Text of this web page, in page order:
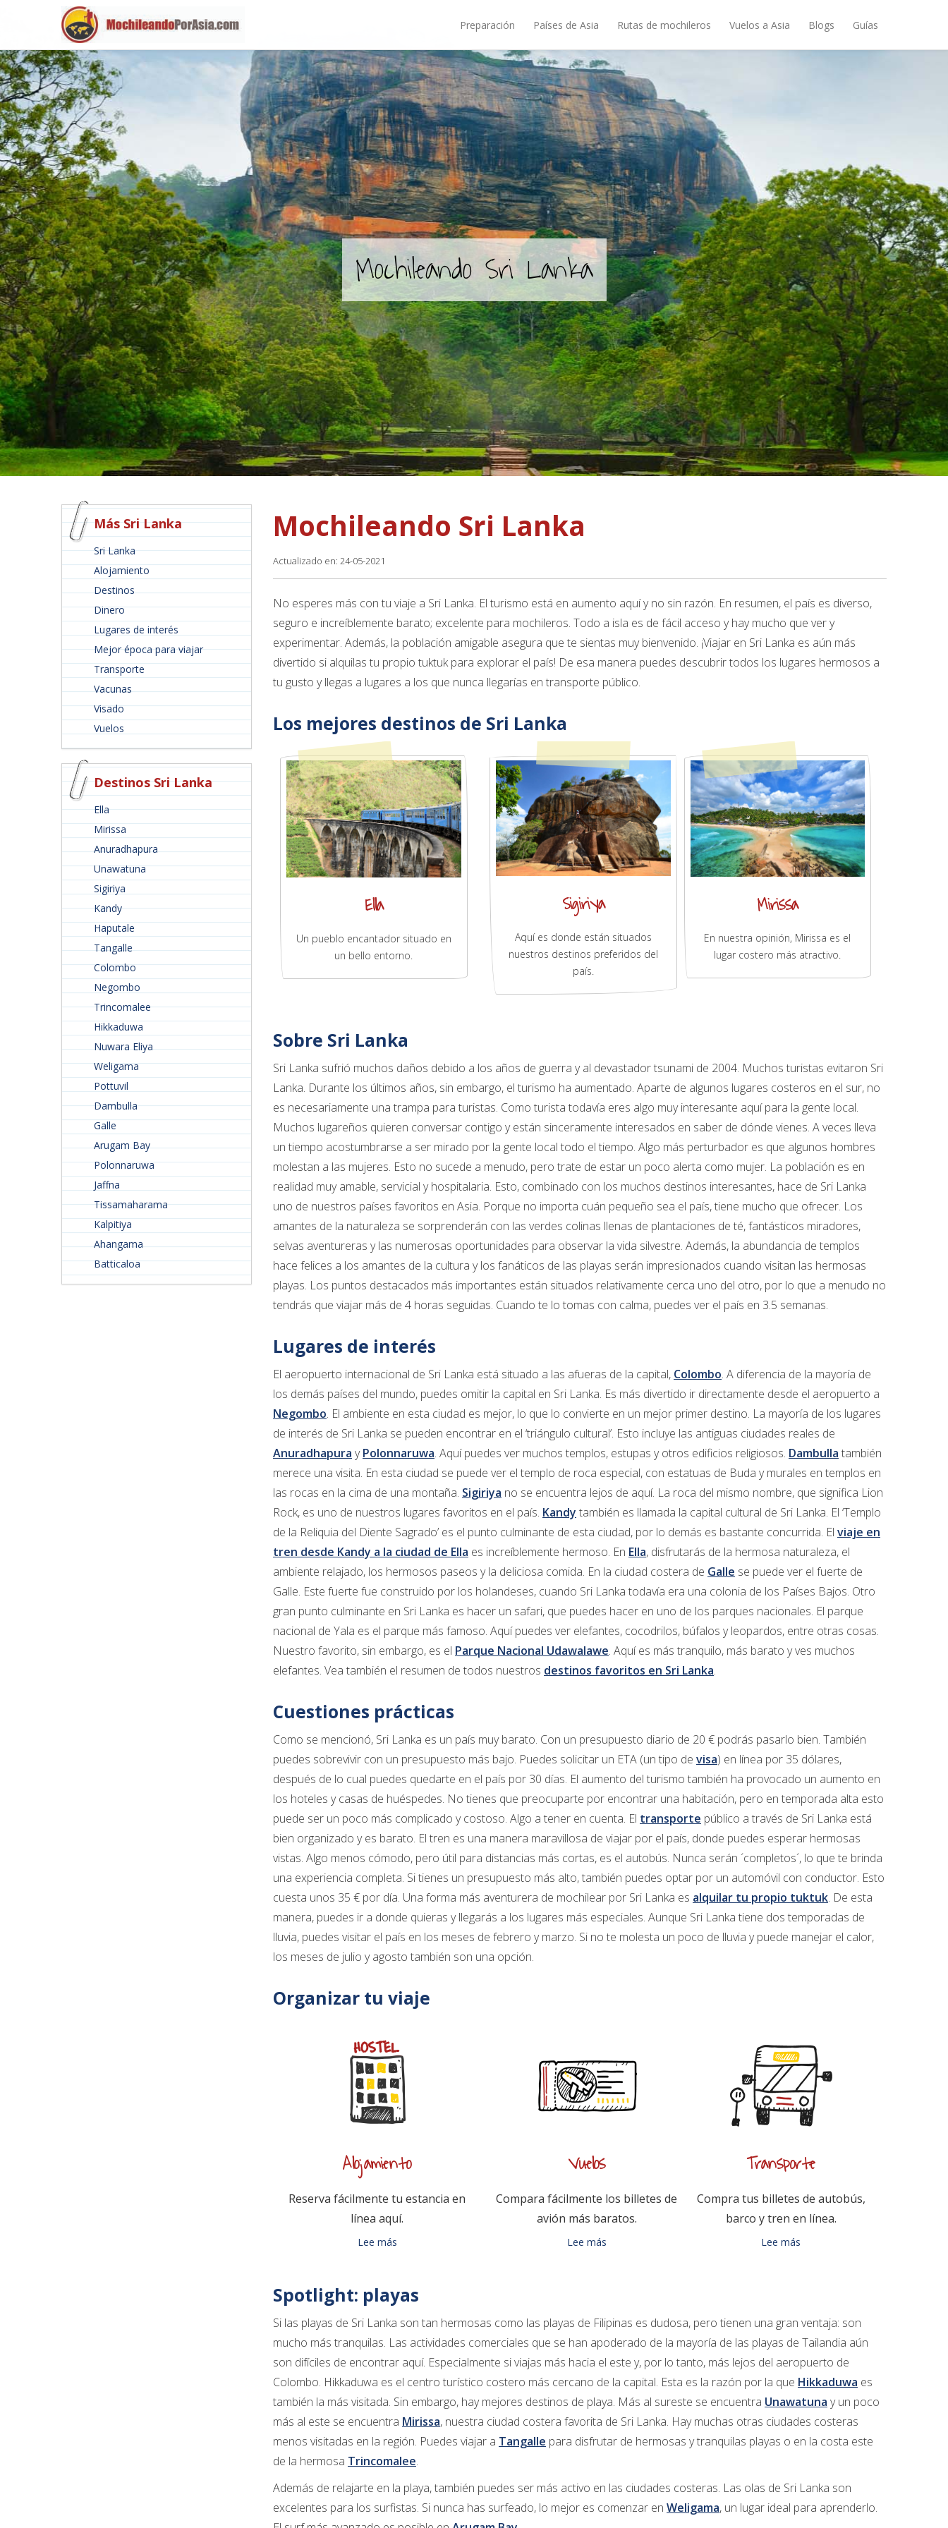
Preparación Países de Asia Rutas de mochileros Vuelos a Asia Blogs Guías
Mochileando Sri Lanka
Más Sri Lanka
Sri Lanka
Alojamiento
Destinos
Dinero
Lugares de interés
Mejor época para viajar
Transporte
Vacunas
Visado
Vuelos
Destinos Sri Lanka
Ella
Mirissa
Anuradhapura
Unawatuna
Sigiriya
Kandy
Haputale
Tangalle
Colombo
Negombo
Trincomalee
Hikkaduwa
Nuwara Eliya
Weligama
Pottuvil
Dambulla
Galle
Arugam Bay
Polonnaruwa
Jaffna
Tissamaharama
Kalpitiya
Ahangama
Batticaloa
Mochileando Sri Lanka
Actualizado en: 24-05-2021
No esperes más con tu viaje a Sri Lanka. El turismo está en aumento aquí y no sin razón. En resumen, el país es diverso,
seguro e increíblemente barato; excelente para mochileros. Todo a isla es de fácil acceso y hay mucho que ver y
experimentar. Además, la población amigable asegura que te sientas muy bienvenido. ¡Viajar en Sri Lanka es aún más
divertido si alquilas tu propio tuktuk para explorar el país! De esa manera puedes descubrir todos los lugares hermosos a
tu gusto y llegas a lugares a los que nunca llegarías en transporte público.
Los mejores destinos de Sri Lanka
Ella
Un pueblo encantador situado en
un bello entorno.
Sigiriya
Aquí es donde están situados
nuestros destinos preferidos del
país.
Mirissa
En nuestra opinión, Mirissa es el
lugar costero más atractivo.
Sobre Sri Lanka
Sri Lanka sufrió muchos daños debido a los años de guerra y al devastador tsunami de 2004. Muchos turistas evitaron Sri
Lanka. Durante los últimos años, sin embargo, el turismo ha aumentado. Aparte de algunos lugares costeros en el sur, no
es necesariamente una trampa para turistas. Como turista todavía eres algo muy interesante aquí para la gente local.
Muchos lugareños quieren conversar contigo y están sinceramente interesados ​​en saber de dónde vienes. A veces lleva
un tiempo acostumbrarse a ser mirado por la gente local todo el tiempo. Algo más perturbador es que algunos hombres
molestan a las mujeres. Esto no sucede a menudo, pero trate de estar un poco alerta como mujer. La población es en
realidad muy amable, servicial y hospitalaria. Esto, combinado con los muchos destinos interesantes, hace de Sri Lanka
uno de nuestros países favoritos en Asia. Porque no importa cuán pequeño sea el país, tiene mucho que ofrecer. Los
amantes de la naturaleza se sorprenderán con las verdes colinas llenas de plantaciones de té, fantásticos miradores,
selvas aventureras y las numerosas oportunidades para observar la vida silvestre. Además, la abundancia de templos
hace felices a los amantes de la cultura y los fanáticos de las playas serán impresionados cuando visitan las hermosas
playas. Los puntos destacados más importantes están situados relativamente cerca uno del otro, por lo que a menudo no
tendrás que viajar más de 4 horas seguidas. Cuando te lo tomas con calma, puedes ver el país en 3.5 semanas.
Lugares de interés
El aeropuerto internacional de Sri Lanka está situado a las afueras de la capital, Colombo. A diferencia de la mayoría de
los demás países del mundo, puedes omitir la capital en Sri Lanka. Es más divertido ir directamente desde el aeropuerto a
Negombo. El ambiente en esta ciudad es mejor, lo que lo convierte en un mejor primer destino. La mayoría de los lugares
de interés de Sri Lanka se pueden encontrar en el ‘triángulo cultural’. Esto incluye las antiguas ciudades reales de
Anuradhapura yPolonnaruwa. Aquí puedes ver muchos templos, estupas y otros edificios religiosos. Dambulla también
merece una visita. En esta ciudad se puede ver el templo de roca especial, con estatuas de Buda y murales en templos en
las rocas en la cima de una montaña. Sigiriya no se encuentra lejos de aquí. La roca del mismo nombre, que significa Lion
Rock, es uno de nuestros lugares favoritos en el país. Kandy también es llamada la capital cultural de Sri Lanka. El ‘Templo
de la Reliquia del Diente Sagrado’ es el punto culminante de esta ciudad, por lo demás es bastante concurrida. El viaje en
tren desde Kandy a la ciudad de Ella es increíblemente hermoso. En Ella, disfrutarás de la hermosa naturaleza, el
ambiente relajado, los hermosos paseos y la deliciosa comida. En la ciudad costera de Galle se puede ver el fuerte de
Galle. Este fuerte fue construido por los holandeses, cuando Sri Lanka todavía era una colonia de los Países Bajos. Otro
gran punto culminante en Sri Lanka es hacer un safari, que puedes hacer en uno de los parques nacionales. El parque
nacional de Yala es el parque más famoso. Aquí puedes ver elefantes, cocodrilos, búfalos y leopardos, entre otras cosas.
Nuestro favorito, sin embargo, es el Parque Nacional Udawalawe. Aquí es más tranquilo, más barato y ves muchos
elefantes. Vea también el resumen de todos nuestros destinos favoritos en Sri Lanka.
Cuestiones prácticas
Como se mencionó, Sri Lanka es un país muy barato. Con un presupuesto diario de 20 € podrás pasarlo bien. También
puedes sobrevivir con un presupuesto más bajo. Puedes solicitar un ETA (un tipo de visa) en línea por 35 dólares,
después de lo cual puedes quedarte en el país por 30 días. El aumento del turismo también ha provocado un aumento en
los hoteles y casas de huéspedes. No tienes que preocuparte por encontrar una habitación, pero en temporada alta esto
puede ser un poco más complicado y costoso. Algo a tener en cuenta. El transporte público a través de Sri Lanka está
bien organizado y es barato. El tren es una manera maravillosa de viajar por el país, donde puedes esperar hermosas
vistas. Algo menos cómodo, pero útil para distancias más cortas, es el autobús. Nunca serán ´completos´, lo que te brinda
una experiencia completa. Si tienes un presupuesto más alto, también puedes optar por un automóvil con conductor. Esto
cuesta unos 35 € por día. Una forma más aventurera de mochilear por Sri Lanka es alquilar tu propio tuktuk. De esta
manera, puedes ir a donde quieras y llegarás a los lugares más especiales. Aunque Sri Lanka tiene dos temporadas de
lluvia, puedes visitar el país en los meses de febrero y marzo. Si no te molesta un poco de lluvia y puede manejar el calor,
los meses de julio y agosto también son una opción.
Organizar tu viaje
Alojamiento
Reserva fácilmente tu estancia en
línea aquí.
Lee más
Vuelos
Compara fácilmente los billetes de
avión más baratos.
Lee más
Transporte
Compra tus billetes de autobús,
barco y tren en línea.
Lee más
Spotlight: playas
Si las playas de Sri Lanka son tan hermosas como las playas de Filipinas es dudosa, pero tienen una gran ventaja: son
mucho más tranquilas. Las actividades comerciales que se han apoderado de la mayoría de las playas de Tailandia aún
son difíciles de encontrar aquí. Especialmente si viajas más hacia el este y, por lo tanto, más lejos del aeropuerto de
Colombo. Hikkaduwa es el centro turístico costero más cercano de la capital. Esta es la razón por la que Hikkaduwa es
también la más visitada. Sin embargo, hay mejores destinos de playa. Más al sureste se encuentra Unawatuna y un poco
más al este se encuentra Mirissa, nuestra ciudad costera favorita de Sri Lanka. Hay muchas otras ciudades costeras
menos visitadas en la región. Puedes viajar a Tangalle para disfrutar de hermosas y tranquilas playas o en la costa este
de la hermosa Trincomalee.
Además de relajarte en la playa, también puedes ser más activo en las ciudades costeras. Las olas de Sri Lanka son
excelentes para los surfistas. Si nunca has surfeado, lo mejor es comenzar en Weligama, un lugar ideal para aprenderlo.